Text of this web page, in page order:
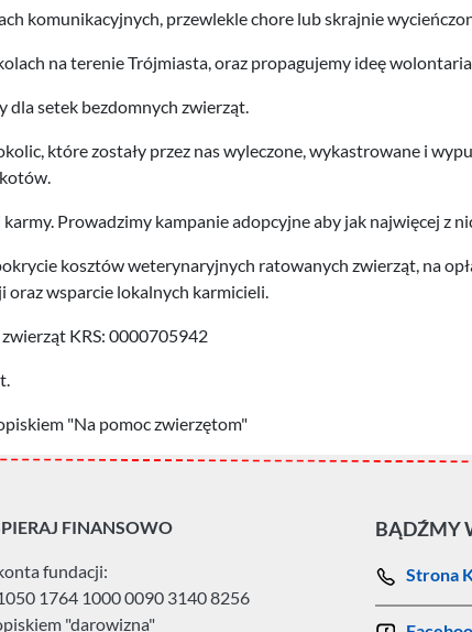
komunikacyjnych, przewlekle chore lub skrajnie
na terenie Trójmiasta, oraz propagujemy ideę
dla setek bezdomnych zwierząt.
które zostały przez nas wyleczone, wykastrowane i
Prowadzimy kampanie adopcyjne aby jak najwięcej z
kosztów weterynaryjnych ratowanych zwierząt, na
oraz wsparcie lokalnych karmicieli.
KRS: 0000705942
"Na pomoc zwierzętom"
FINANSOWO
fundacji:
1764 1000 0090 3140 8256
"darowizna"
BĄDŹMY
Strona